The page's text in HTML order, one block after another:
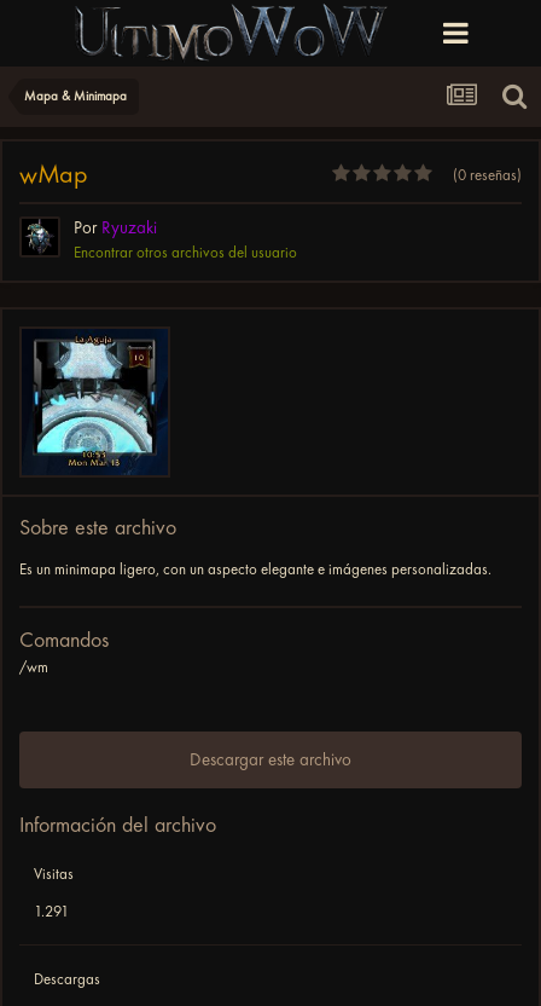
Mapa & Minimapa
wMap (0 reseñas)
Por Ryuzaki
Encontrar otros archivos del usuario
Sobre este archivo
Es un minimapa ligero, con un aspecto elegante e imágenes personalizadas.
Comandos
/wm
Descargar este archivo
Información del archivo
Visitas
1.291
Descargas